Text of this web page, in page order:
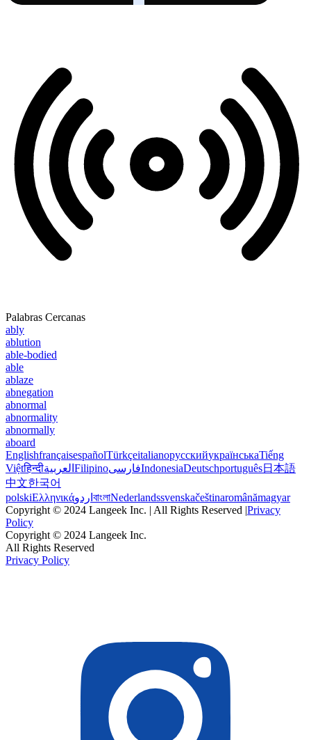
Palabras Cercanas
ably
ablution
able-bodied
able
ablaze
abnegation
abnormal
abnormality
abnormally
aboard
EnglishfrançaisespañolTürkçeitalianoрусскийукраїнськаTiếng
Việtहिन्दीالعربية FilipinoفارسیIndonesiaDeutschportuguês日本語
中文한국어
polskiΕλληνικάاردو বাংলাNederlandssvenskačeštinaromânămagyar
Copyright © 2024 Langeek Inc. | All Rights Reserved |Privacy
Policy
Copyright © 2024 Langeek Inc.
All Rights Reserved
Privacy Policy